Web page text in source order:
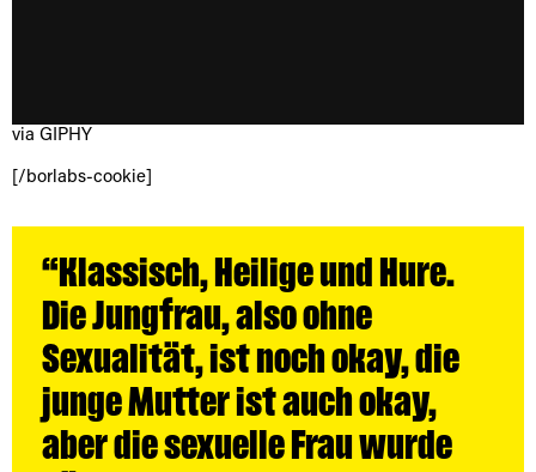
via GIPHY
[/borlabs-cookie]
“Klassisch, Heilige und Hure.
Die Jungfrau, also ohne
Sexualität, ist noch okay, die
junge Mutter ist auch okay,
aber die sexuelle Frau wurde